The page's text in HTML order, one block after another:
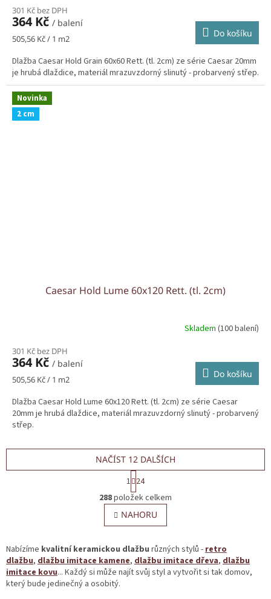
301 Kč bez DPH
364 Kč / balení
Měrná
505,56 Kč / 1 m2 Do košíku
Dlažba Caesar Hold Grain 60x60 Rett. (tl. 2cm) ze série Caesar 20mm
je hrubá dlaždice, materiál mrazuvzdorný slinutý - probarvený střep.
Novinka
2 cm
Caesar Hold Lume 60x120 Rett. (tl. 2cm)
Skladem (100 balení)
301 Kč bez DPH
364 Kč / balení
Měrná
505,56 Kč / 1 m2 Do košíku
Dlažba Caesar Hold Lume 60x120 Rett. (tl. 2cm) ze série Caesar
20mm je hrubá dlaždice, materiál mrazuvzdorný slinutý - probarvený
střep.
O
v
l
á
a
c
í
NAČÍST 12 DALŠÍCH
S
t
r
á
n
k
v
á
n
í
1 24
288položek celkem
NAHORU
Nabízíme kvalitní keramickou dlažbu různých stylů -retro
dlažbu, dlažbu imitace kamene, dlažbu imitace dřeva, dlažbu
imitace kovu... Každý si může najít svůj styl a vytvořit si tak domov,
který bude jedinečný a osobitý.